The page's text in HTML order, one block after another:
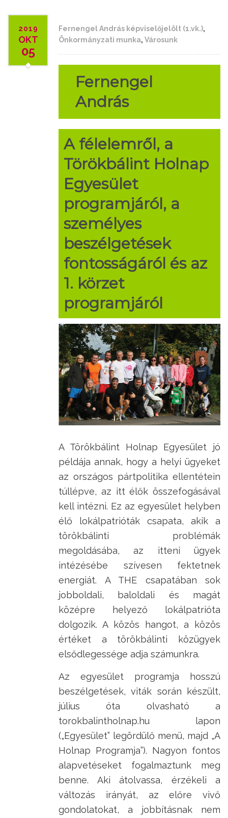
2019
OKT
05
Fernengel András képviselőjelölt (1.vk.),
Önkormányzati munka, Városunk
Fernengel
András
A félelemről, a
Törökbálint Holnap
Egyesület
programjáról, a
személyes
beszélgetések
fontosságáról és az
1. körzet
programjáról
A Törökbálint Holnap Egyesület jó
példája annak, hogy a helyi ügyeket
az országos pártpolitika ellentétein
túllépve, az itt élők összefogásával
kell intézni. Ez az egyesület helyben
élő lokálpatrióták csapata, akik a
törökbálinti problémák
megoldásába, az itteni ügyek
intézésébe szívesen fektetnek
energiát. A THE csapatában sok
jobboldali, baloldali és magát
középre helyező lokálpatrióta
dolgozik. A közös hangot, a közös
értéket a törökbálinti közügyek
elsődlegessége adja számunkra.
Az egyesület programja hosszú
beszélgetések, viták során készült,
július óta olvasható a
torokbalintholnap.hu lapon
(„Egyesület” legördülő menü, majd „A
Holnap Programja”). Nagyon fontos
alapvetéseket fogalmaztunk meg
benne. Aki átolvassa, érzékeli a
változás irányát, az előre vivő
gondolatokat, a jobbításnak nem